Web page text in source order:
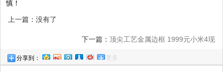
慎！
上一篇：没有了
下一篇： 顶尖工艺金属边框 1999元小米4现
分享到： 更多